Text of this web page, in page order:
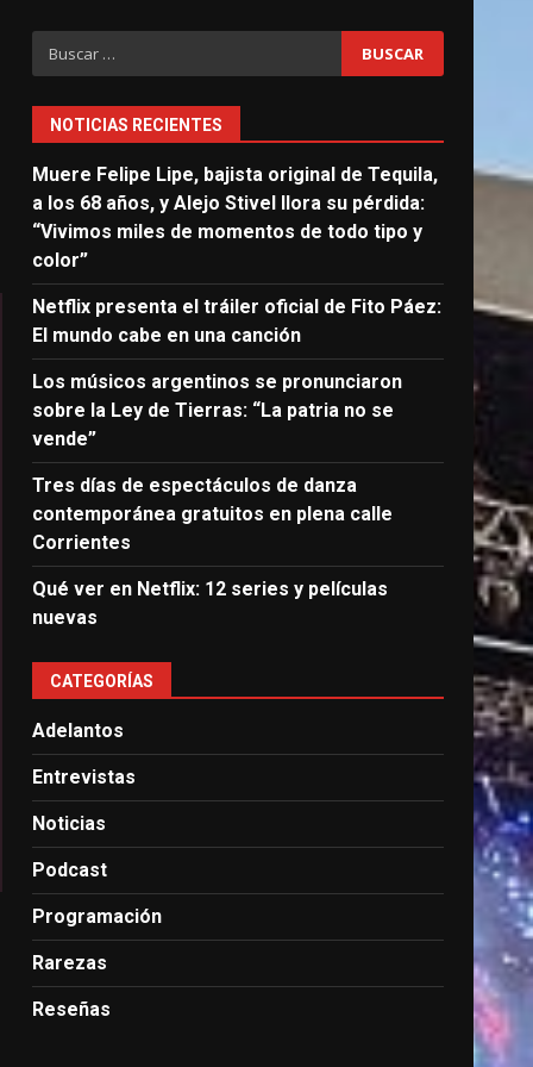
Buscar:
NOTICIAS RECIENTES
Muere Felipe Lipe, bajista original de Tequila,
a los 68 años, y Alejo Stivel llora su pérdida:
“Vivimos miles de momentos de todo tipo y
color”
Netflix presenta el tráiler oficial de Fito Páez:
El mundo cabe en una canción
Los músicos argentinos se pronunciaron
sobre la Ley de Tierras: “La patria no se
vende”
Tres días de espectáculos de danza
contemporánea gratuitos en plena calle
Corrientes
Qué ver en Netflix: 12 series y películas
nuevas
CATEGORÍAS
Adelantos
Entrevistas
Noticias
Podcast
Programación
Rarezas
Reseñas